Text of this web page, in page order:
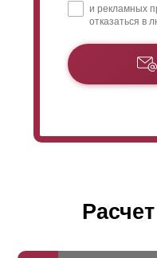
конструкторские
и рекламных
отказаться в